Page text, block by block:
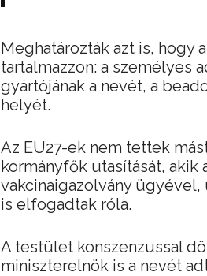
Meghatározták azt is, hogy
tartalmazzon: a személyes
gyártójának a nevét, a
helyét.
Az EU27-ek nem tettek
kormányfők utasítását,
vakcinaigazolvány
is elfogadtak róla.
A testület konszenzussal
miniszterelnök is a nevét